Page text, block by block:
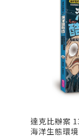
達克比辦案
海洋生態環